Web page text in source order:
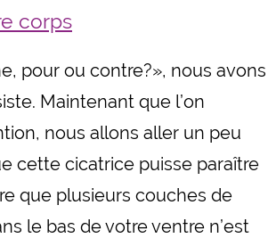
corps
pour ou contre?», nous avons
Maintenant que l’on
nous allons aller un peu
cette cicatrice puisse paraître
que plusieurs couches de
le bas de votre ventre n’est